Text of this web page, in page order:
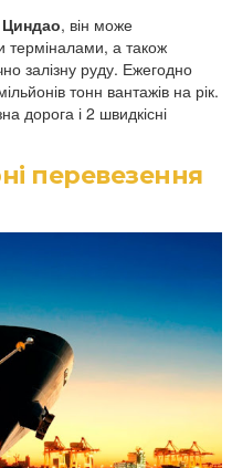
, він може
терміналами, а також
залізну руду. Ежегодно
тонн вантажів на рік.
дорога і 2 швидкісні
перевезення